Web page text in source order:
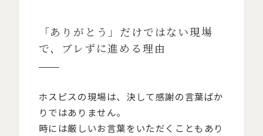
「ありがとう」だけではない現場
で、ブレずに進める理由
ホスピスの現場は、決して感謝の言葉ばか
りではありません。
時には厳しいお言葉をいただくこともあり